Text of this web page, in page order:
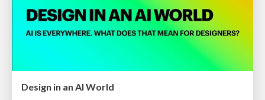
Design in an AI World